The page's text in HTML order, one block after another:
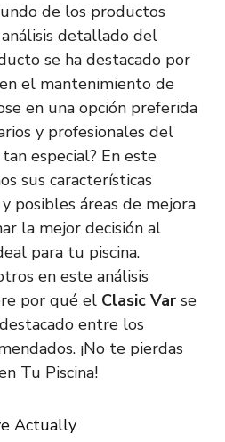
de los productos
detallado del
se ha destacado por
el mantenimiento de
en una opción preferida
y profesionales del
especial? En este
sus características
posibles áreas de mejora
la mejor decisión al
para tu piscina.
en este análisis
por qué el Clasic Var se
entre los
¡No te pierdas
Tu Piscina!
Actually